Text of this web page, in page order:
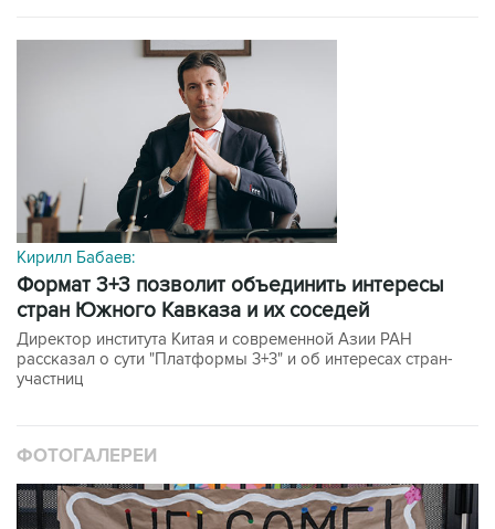
Кирилл Бабаев:
формат 3+3 позволит объединить интересы
стран Южного Кавказа и их соседей
Директор института Китая и современной Азии РАН
рассказал о сути "Платформы 3+3" и об интересах стран-
участниц
ФОТОГАЛЕРЕИ